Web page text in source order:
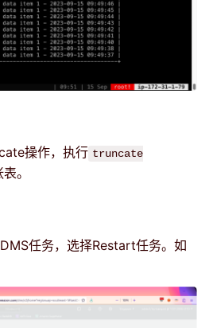
操作，执行 truncate
。
任务，选择Restart任务。如